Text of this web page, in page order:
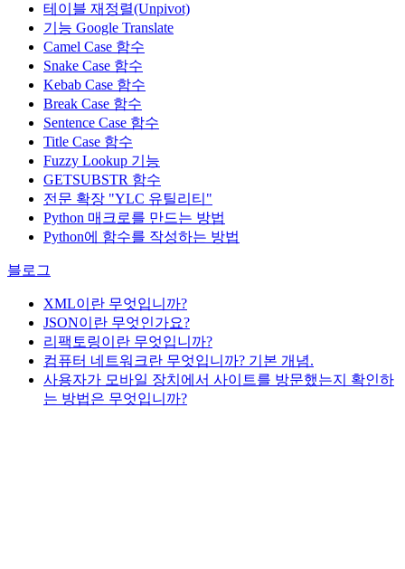
테이블 재정렬(Unpivot)
기능 Google Translate
Camel Case 함수
Snake Case 함수
Kebab Case 함수
Break Case 함수
Sentence Case 함수
Title Case 함수
Fuzzy Lookup 기능
GETSUBSTR 함수
전문 확장 "YLC 유틸리티"
Python 매크로를 만드는 방법
Python에 함수를 작성하는 방법
블로그
XML이란 무엇입니까?
JSON이란 무엇인가요?
리팩토링이란 무엇입니까?
컴퓨터 네트워크란 무엇입니까? 기본 개념.
사용자가 모바일 장치에서 사이트를 방문했는지 확인하
는 방법은 무엇입니까?